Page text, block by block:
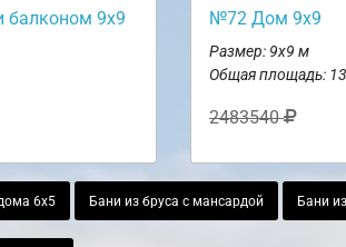
балконом 9х9 №72 Дом 9х9
Размер: 9х9 м
Общая площадь:
2483540
6х5 Бани из бруса с мансардой Бани